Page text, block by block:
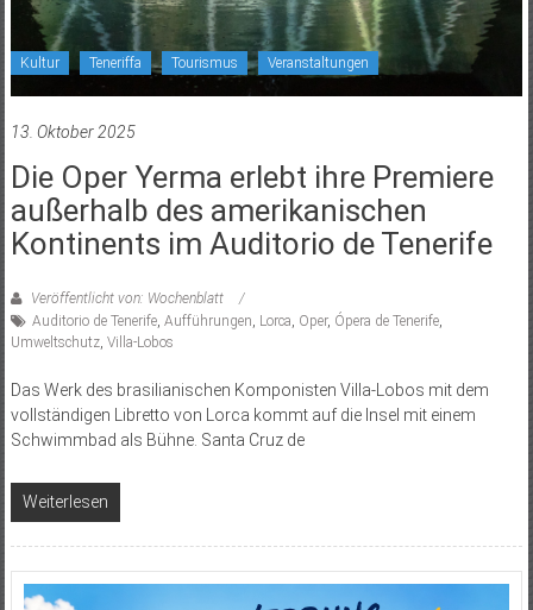
Kultur Teneriffa Tourismus Veranstaltungen
13. Oktober 2025
Die Oper Yerma erlebt ihre Premiere
außerhalb des amerikanischen
Kontinents im Auditorio de Tenerife
Veröffentlicht von: Wochenblatt
Auditorio de Tenerife, Aufführungen Lorca Oper, Ópera de Tenerife,
Umweltschutz, Villa-Lobos
Das Werk des brasilianischen Komponisten Villa-Lobos mit dem
vollständigen Libretto von Lorca kommt auf die Insel mit einem
Schwimmbad als Bühne. Santa Cruz de
Weiterlesen